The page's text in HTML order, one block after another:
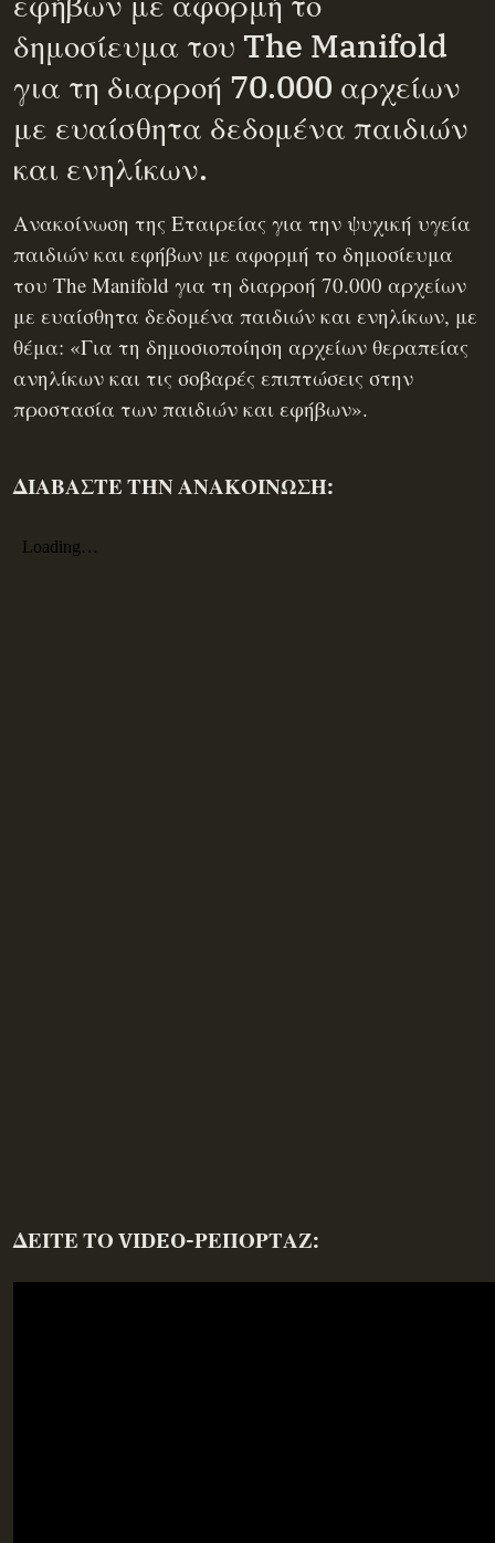
δημοσίευμα του The Manifold
για τη διαρροή 70.000 αρχείων
με ευαίσθητα δεδομένα παιδιών
και ενηλίκων.
Ανακοίνωση της Εταιρείας για την ψυχική υγεία
παιδιών και εφήβων με αφορμή το δημοσίευμα
του The Manifold για τη διαρροή 70.000 αρχείων
με ευαίσθητα δεδομένα παιδιών και ενηλίκων, με
θέμα: «Για τη δημοσιοποίηση αρχείων θεραπείας
ανηλίκων και τις σοβαρές επιπτώσεις στην
προστασία των παιδιών και εφήβων».
ΔΙΑΒΑΣΤΕ ΤΗΝ ΑΝΑΚΟΙΝΩΣΗ:
ΔΕΙΤΕ ΤΟ VIDEO-ΡΕΠΟΡΤΑΖ: